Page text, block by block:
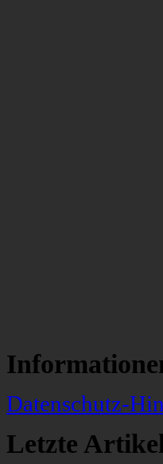
Datenschutz-
Letzte Artikel